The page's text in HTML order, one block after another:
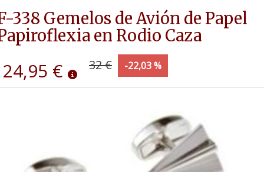
338 Gemelos de Avión de Papel
en Rodio Caza
24,95 € 32 € -22,03 %